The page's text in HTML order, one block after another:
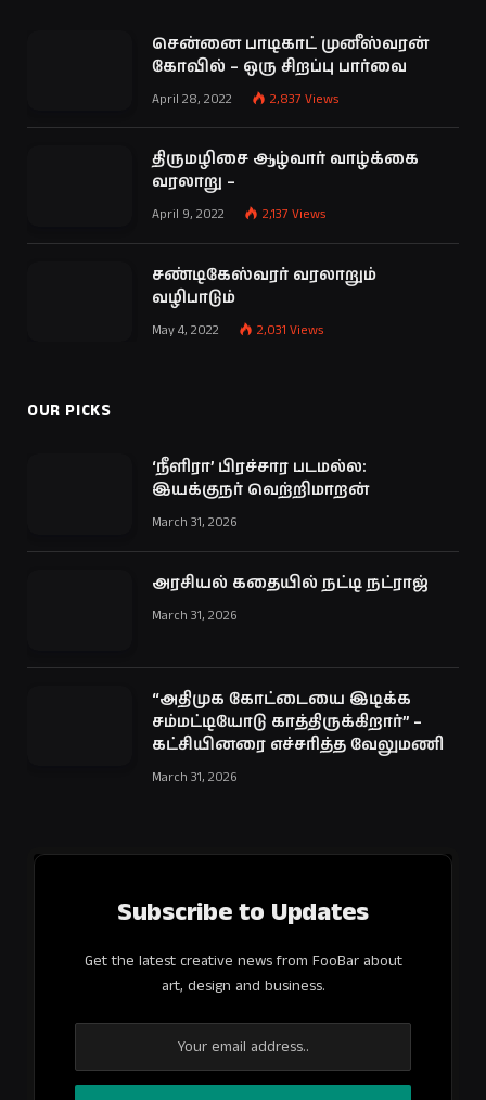
சென்னை பாடிகாட் முனீஸ்வரன்
கோவில் – ஒரு சிறப்பு பார்வை
April 28, 2022 2,837 Views
திருமழிசை ஆழ்வார் வாழ்க்கை
வரலாறு –
April 9, 2022 2,137 Views
சண்டிகேஸ்வரர் வரலாறும்
வழிபாடும்
May 4, 2022 2,031 Views
OUR PICKS
‘நீளிரா’ பிரச்சார படமல்ல:
இயக்குநர் வெற்றிமாறன்
March 31, 2026
அரசியல் கதையில் நட்டி நட்ராஜ்
March 31, 2026
“அதிமுக கோட்டையை இடிக்க
சம்மட்டியோடு காத்திருக்கிறார்” –
கட்சியினரை எச்சரித்த வேலுமணி
March 31, 2026
Subscribe to Updates
Get the latest creative news from FooBar about
art, design and business.